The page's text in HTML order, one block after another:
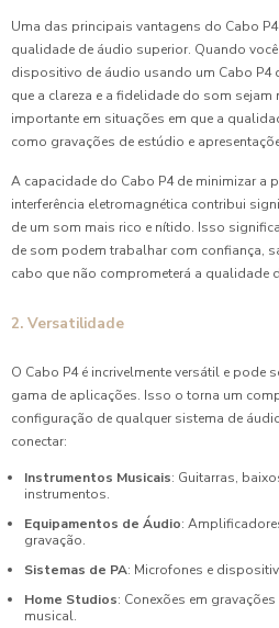
Uma das principais vantagens do Cabo
qualidade de áudio superior. Quando
dispositivo de áudio usando um Cabo P4
que a clareza e a fidelidade do som
importante em situações em que a
como gravações de estúdio e
A capacidade do Cabo P4 de minimizar a
interferência eletromagnética contribui
de um som mais rico e nítido. Isso
de som podem trabalhar com confiança,
cabo que não comprometerá a qualidade
2. Versatilidade
O Cabo P4 é incrivelmente versátil e pode
gama de aplicações. Isso o torna um
configuração de qualquer sistema de
conectar:
Instrumentos Musicais: Guitarras,
instrumentos.
Equipamentos de Áudio:
gravação.
Sistemas de PA: Microfones e
Home Studios: Conexões em
musical.